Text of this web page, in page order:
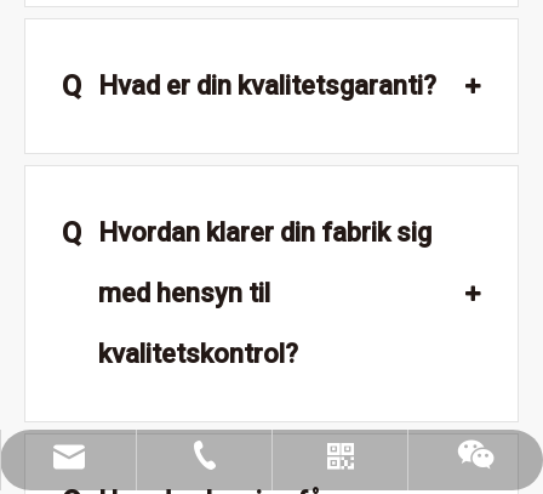
Q Hvad er din kvalitetsgaranti?
Q
Hvordan klarer din fabrik sig
med hensyn til
kvalitetskontrol?
leyu02@leyuacrylic.com
+86- 13584439533